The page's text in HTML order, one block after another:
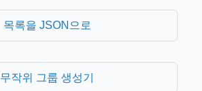
목록을 JSON으로
무작위 그룹 생성기